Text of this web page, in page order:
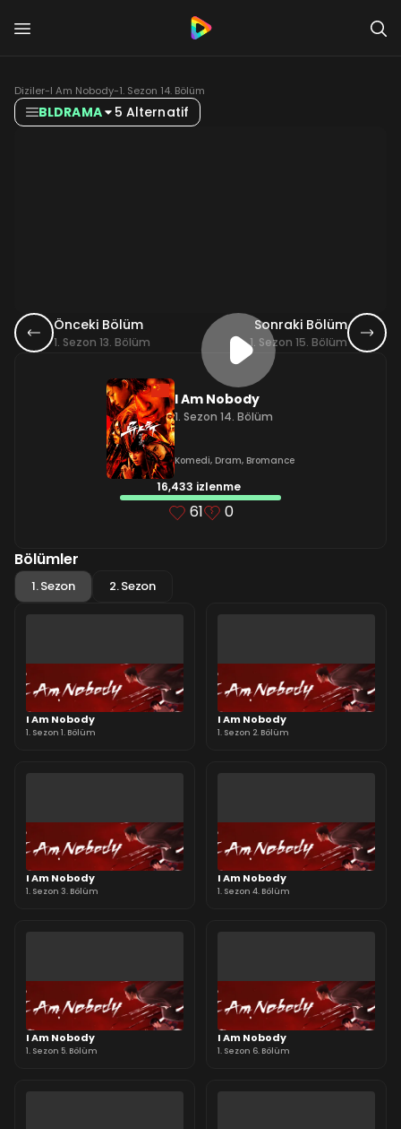
Diziler-I Am Nobody-1. Sezon 14. Bölüm
BLDRAMA 5 Alternatif
Önceki Bölüm
1. Sezon 13. Bölüm
Sonraki Bölüm
1. Sezon 15. Bölüm
I Am Nobody
1. Sezon 14. Bölüm
Komedi, Dram, Bromance
16,433 izlenme
61 0
Bölümler
1. Sezon 2. Sezon
I Am Nobody
1. Sezon 1. Bölüm
I Am Nobody
1. Sezon 2. Bölüm
I Am Nobody
1. Sezon 3. Bölüm
I Am Nobody
1. Sezon 4. Bölüm
I Am Nobody
1. Sezon 5. Bölüm
I Am Nobody
1. Sezon 6. Bölüm